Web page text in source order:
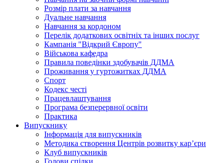
Розмір плати за навчання
Дуальне навчання
Навчання за кордоном
Перелік додаткових освітніх та інших послуг
Кампанія "Відкрий Європу"
Військова кафедра
Правила поведінки здобувачів ДДМА
Проживання у гуртожитках ДДМА
Спорт
Кодекс честі
Працевлаштування
Програма безперервної освіти
Практика
Випускнику
Інформація для випускників
Методика створення Центрів розвитку кар’єри
Клуб випускників
Голови спілки